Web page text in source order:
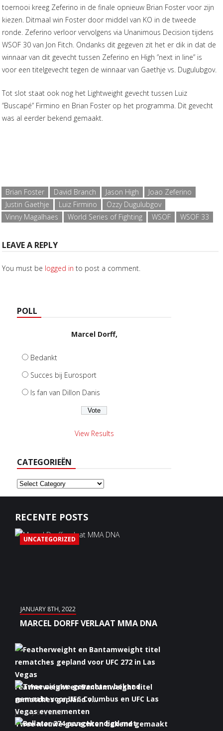
toernooi kreeg Zeferino in de finale opnieuw Brian Foster voor zijn
kiezen. Ditmaal win Foster door middel van KO in de tweede
ronde. Zeferino verloor vervolgens via Unanimous Decision tijdens
WSOF 30 van Jon Fitch. Ondanks dit gegeven zit het er dik in dat de
winnaar van dit gevecht tussen Zeferino en High ”next in line” is
voor een titelgevecht tegen de winnaar van Gaethje vs. Dugulubgov.
Tot slot staat ook nog het Lightweight gevecht tussen Luiz
”Buscapé” Firmino en Brian Foster op het programma. Dit gevecht
was al eerder bekend gemaakt.
Brian Foster David Branch Jason High
Joao Zeferino
Justin Gaethje
Luiz Firmino
Ozzy Dugulubgov
Vinny Magalhaes
World Series of Fighting WSOF WSOF 33
LEAVE A REPLY
You must be logged in to post a comment.
POLL
Marcel Dorff,
Bedankt
Succes bij Eurosport
Is fan van Dillon Danis
View Results
CATEGORIEËN
Categorieën
RECENTE POSTS
UNCATEGORIZED
JANUARY 8TH, 2022
MARCEL DORFF VERLAAT MMA DNA
Featherweight en Bantamweight titel
rematches gepland v...
January 6th, 2022
Twee nieuwe gevechten bekend gemaakt